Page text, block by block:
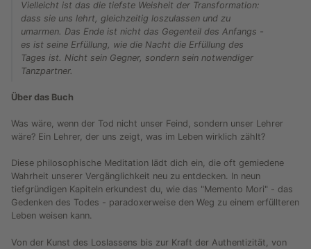
Vielleicht ist das die tiefste Weisheit der Transformation:
dass sie uns lehrt, gleichzeitig loszulassen und zu
umarmen. Das Ende ist nicht das Gegenteil des Anfangs -
es ist seine Erfüllung, wie die Nacht die Erfüllung des
Tages ist. Nicht sein Gegner, sondern sein notwendiger
Tanzpartner.
Über das Buch
Was wäre, wenn der Tod nicht unser Feind, sondern unser Lehrer
wäre? Ein Lehrer, der uns zeigt, was im Leben wirklich zählt?
Diese philosophische Meditation lädt dich ein, die oft gemiedene
Wahrheit unserer Vergänglichkeit neu zu entdecken. In neun
tiefgründigen Kapiteln erkundest du, wie das "Memento Mori" - das
Gedenken des Todes - paradoxerweise den Weg zu einem erfüllteren
Leben weisen kann.
Von der Kunst des Loslassens bis zur Kraft der Authentizität, von